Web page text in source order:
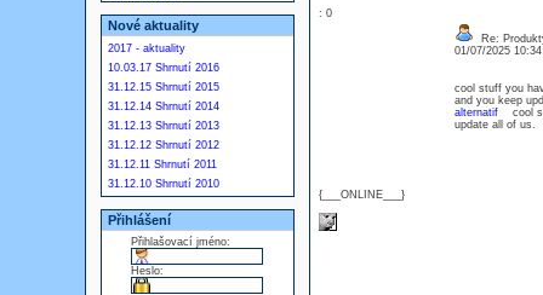
Nové aktuality
2017 - aktuality
10.03.17 Shrnutí 2016
31.12.15 Shrnutí 2015
31.12.14 Shrnutí 2014
31.12.13 Shrnutí 2013
31.12.12 Shrnutí 2012
31.12.11 Shrnutí 2011
31.12.10 Shrnutí 2010
Přihlášení
Přihlašovací jméno:
Heslo:
: 0
{___ONLINE___}
Re:
01/07/2025
cool stuff you
and you keep
alternatifcool
update all of